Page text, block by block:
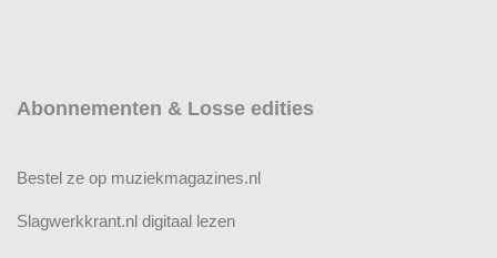
Abonnementen & Losse edities
Bestel ze op muziekmagazines.nl
Slagwerkkrant.nl digitaal lezen